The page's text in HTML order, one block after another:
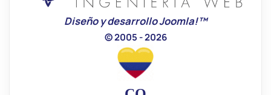
Diseño y desarrollo Joomla!™
© 2005 - 2026